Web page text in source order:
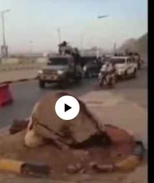
No media source currently available